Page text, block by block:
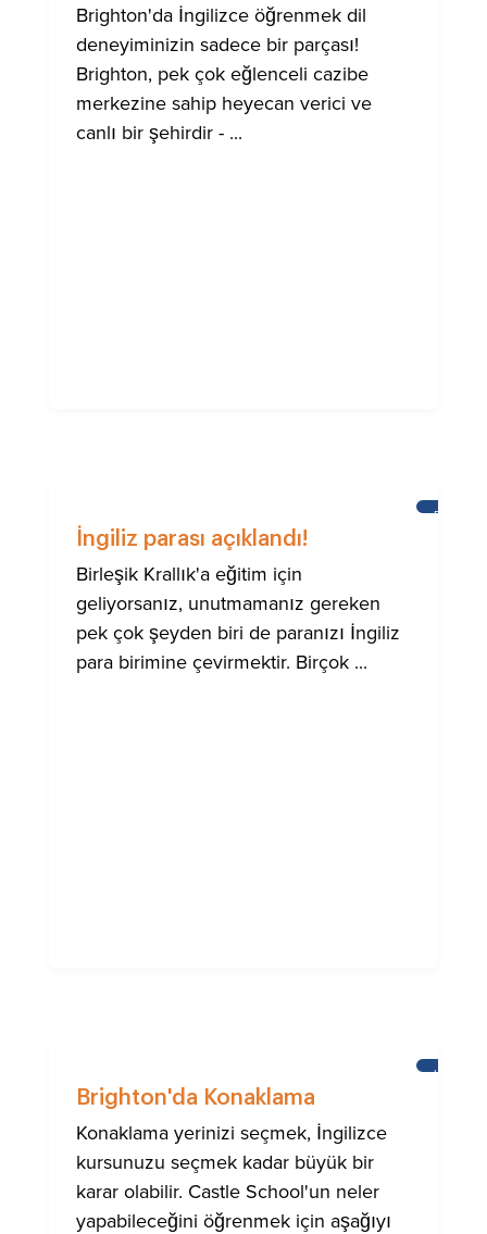
Brighton'da İngilizce öğrenmek dil
deneyiminizin sadece bir parçası!
Brighton, pek çok eğlenceli cazibe
merkezine sahip heyecan verici ve
canlı bir şehirdir - ...
İngiliz parası açıklandı!
Birleşik Krallık'a eğitim için
geliyorsanız, unutmamanız gereken
pek çok şeyden biri de paranızı İngiliz
para birimine çevirmektir. Birçok ...
Brighton'da Konaklama
Konaklama yerinizi seçmek, İngilizce
kursunuzu seçmek kadar büyük bir
karar olabilir. Castle School'un neler
yapabileceğini öğrenmek için aşağıyı